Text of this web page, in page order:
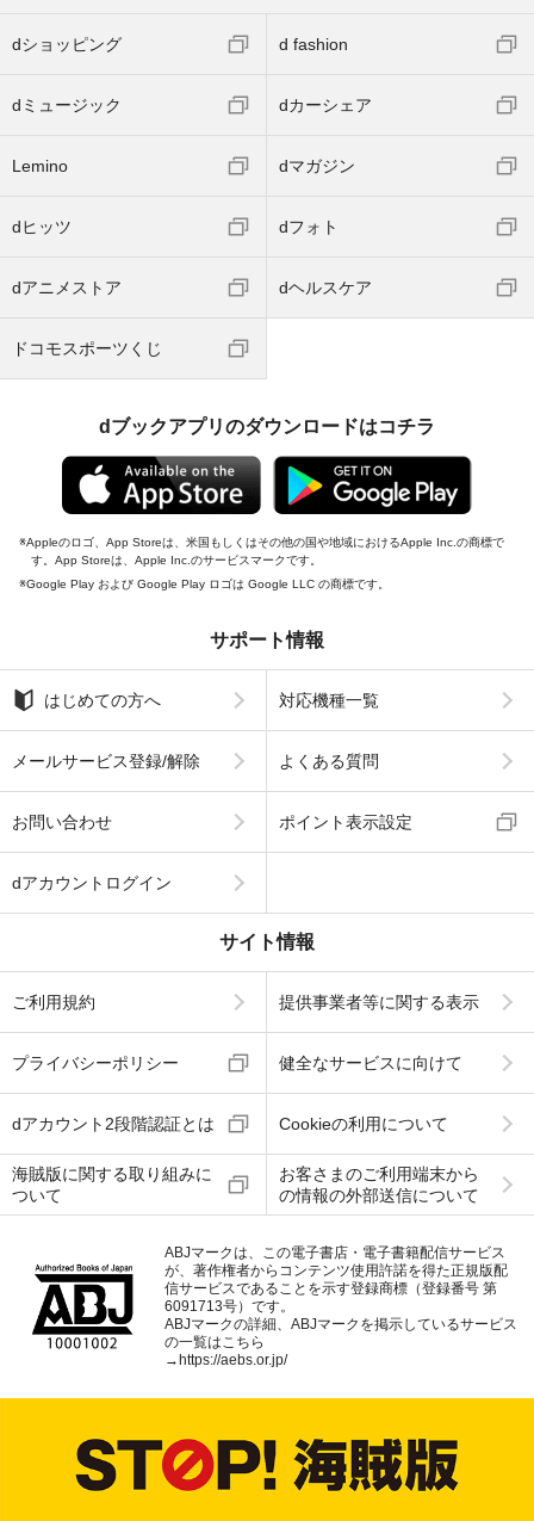
dショッピング d fashion
dミュージック dカーシェア
Lemino dマガジン
dヒッツ dフォト
dアニメストア dヘルスケア
ドコモスポーツくじ
dブックアプリのダウンロードはコチラ
Appleのロゴ、App Storeは、米国もしくはその他の国や地域におけるApple Inc.の商標で
す。App Storeは、Apple Inc.のサービスマークです。
Google Play および Google Play ロゴは Google LLC の商標です。
サポート情報
はじめての方へ 対応機種一覧
メールサービス登録/解除 よくある質問
お問い合わせ ポイント表示設定
dアカウントログイン
サイト情報
ご利用規約 提供事業者等に関する表示
プライバシーポリシー 健全なサービスに向けて
dアカウント2段階認証とは Cookieの利用について
海賊版に関する取り組みに
ついて
お客さまのご利用端末から
の情報の外部送信について
ABJマークは、この電子書店・電子書籍配信サービス
が、著作権者からコンテンツ使用許諾を得た正規版配
信サービスであることを示す登録商標（登録番号 第
6091713号）です。
ABJマークの詳細、ABJマークを掲示しているサービス
の一覧はこちら
→https://aebs.or.jp/